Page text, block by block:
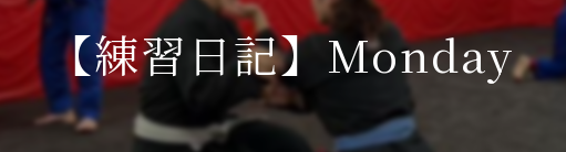
FIGHTER
見附道場 スケ
格闘
【練習日記】Monday